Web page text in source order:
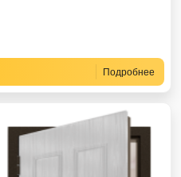
Подробнее